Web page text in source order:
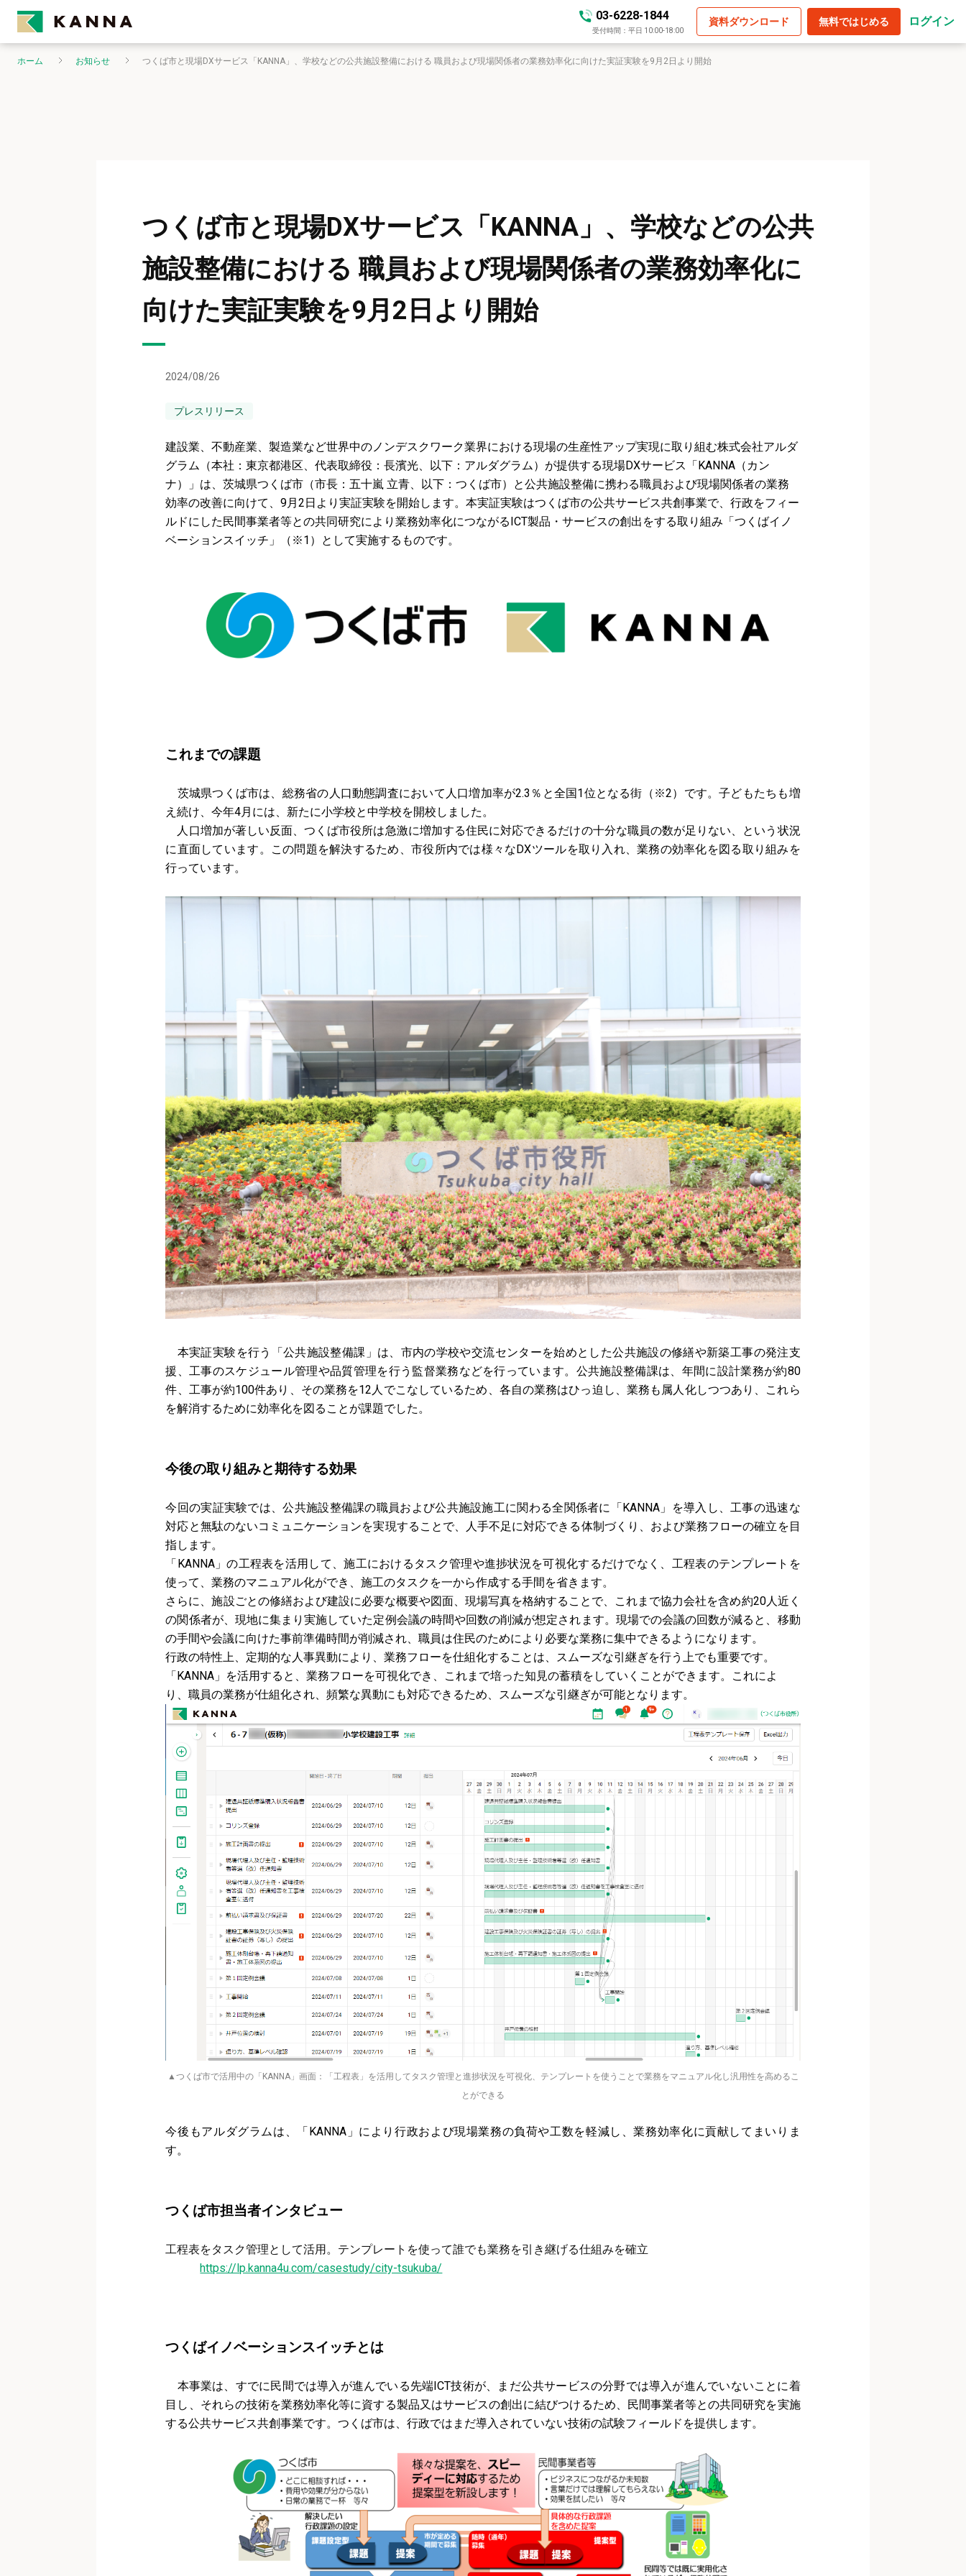
03-6228-1844
受付時間：平日 10:00-18:00
資料ダウンロード 無料ではじめる ログイン
ホーム お知らせ つくば市と現場DXサービス「KANNA」、学校などの公共施設整備における 職員および現場関係者の業務効率化に向けた実証実験を9月2日より開始
つくば市と現場DXサービス「KANNA」、学校などの公共
施設整備における 職員および現場関係者の業務効率化に
向けた実証実験を9月2日より開始
2024/08/26
プレスリリース
建設業、不動産業、製造業など世界中のノンデスクワーク業界における現場の生産性アップ実現に取り組む株式会社アルダ
グラム（本社：東京都港区、代表取締役：長濱光、以下：アルダグラム）が提供する現場DXサービス「KANNA（カン
ナ）」は、茨城県つくば市（市長：五十嵐 立青、以下：つくば市）と公共施設整備に携わる職員および現場関係者の業務
効率の改善に向けて、9月2日より実証実験を開始します。本実証実験はつくば市の公共サービス共創事業で、行政をフィー
ルドにした民間事業者等との共同研究により業務効率化につながるICT製品・サービスの創出をする取り組み「つくばイノ
ベーションスイッチ」（※1）として実施するものです。
これまでの課題
茨城県つくば市は、総務省の人口動態調査において人口増加率が2.3％と全国1位となる街（※2）です。子どもたちも増
え続け、今年4月には、新たに小学校と中学校を開校しました。
人口増加が著しい反面、つくば市役所は急激に増加する住民に対応できるだけの十分な職員の数が足りない、という状況
に直面しています。この問題を解決するため、市役所内では様々なDXツールを取り入れ、業務の効率化を図る取り組みを
行っています。
本実証実験を行う「公共施設整備課」は、市内の学校や交流センターを始めとした公共施設の修繕や新築工事の発注支
援、工事のスケジュール管理や品質管理を行う監督業務などを行っています。公共施設整備課は、年間に設計業務が約80
件、工事が約100件あり、その業務を12人でこなしているため、各自の業務はひっ迫し、業務も属人化しつつあり、これら
を解消するために効率化を図ることが課題でした。
今後の取り組みと期待する効果
今回の実証実験では、公共施設整備課の職員および公共施設施工に関わる全関係者に「KANNA」を導入し、工事の迅速な
対応と無駄のないコミュニケーションを実現することで、人手不足に対応できる体制づくり、および業務フローの確立を目
指します。
「KANNA」の工程表を活用して、施工におけるタスク管理や進捗状況を可視化するだけでなく、工程表のテンプレートを
使って、業務のマニュアル化ができ、施工のタスクを一から作成する手間を省きます。
さらに、施設ごとの修繕および建設に必要な概要や図面、現場写真を格納することで、これまで協力会社を含め約20人近く
の関係者が、現地に集まり実施していた定例会議の時間や回数の削減が想定されます。現場での会議の回数が減ると、移動
の手間や会議に向けた事前準備時間が削減され、職員は住民のためにより必要な業務に集中できるようになります。
行政の特性上、定期的な人事異動により、業務フローを仕組化することは、スムーズな引継ぎを行う上でも重要です。
「KANNA」を活用すると、業務フローを可視化でき、これまで培った知見の蓄積をしていくことができます。これによ
り、職員の業務が仕組化され、頻繁な異動にも対応できるため、スムーズな引継ぎが可能となります。
▲つくば市で活用中の「KANNA」画面：「工程表」を活用してタスク管理と進捗状況を可視化、テンプレートを使うことで業務をマニュアル化し汎用性を高めるこ
とができる
今後もアルダグラムは、「KANNA」により行政および現場業務の負荷や工数を軽減し、業務効率化に貢献してまいりま
す。
つくば市担当者インタビュー
工程表をタスク管理として活用。テンプレートを使って誰でも業務を引き継げる仕組みを確立
https://lp.kanna4u.com/casestudy/city-tsukuba/
つくばイノベーションスイッチとは
本事業は、すでに民間では導入が進んでいる先端ICT技術が、まだ公共サービスの分野では導入が進んでいないことに着
目し、それらの技術を業務効率化等に資する製品又はサービスの創出に結びつけるため、民間事業者等との共同研究を実施
する公共サービス共創事業です。つくば市は、行政ではまだ導入されていない技術の試験フィールドを提供します。